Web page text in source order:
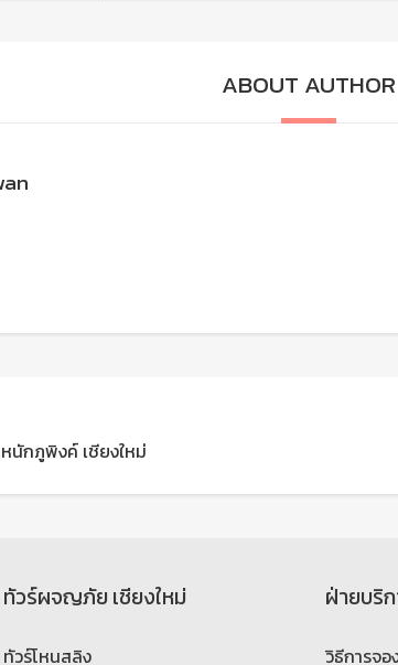
ABOUT AUTHOR
นักภูพิงค์ เชียงใหม่
ทัวร์ผจญภัย เชียงใหม่
ทัวร์โหนสลิง
ฝ่ายบริ
วิธีการจอ